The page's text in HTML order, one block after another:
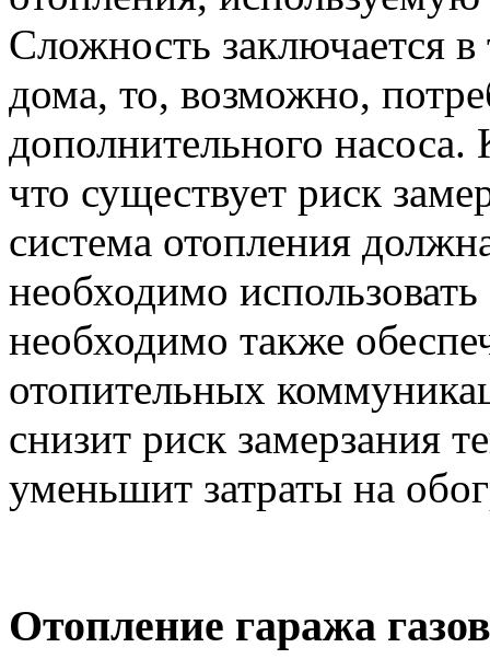
Сложность заключается
дома, то, возможно,
дополнительного
что существует риск
система отопления
необходимо
необходимо также
отопительных
снизит риск замерзания
уменьшит затраты на
Отопление гаража